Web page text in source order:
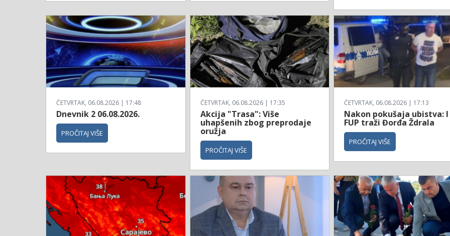
ČETVRTAK, 06.08.2026 | 17:48
Dnevnik 2 06.08.2026.
PROČITAJ VIŠE
ČETVRTAK, 06.08.2026 | 17:35
Akcija "Trasa": Više
uhapšenih zbog preprodaje
oružja
PROČITAJ VIŠE
ČETVRTAK, 06.08.2026 | 17:13
Nakon pokušaja ubistva: I
FUP traži Đorđa Ždrala
PROČITAJ VIŠE